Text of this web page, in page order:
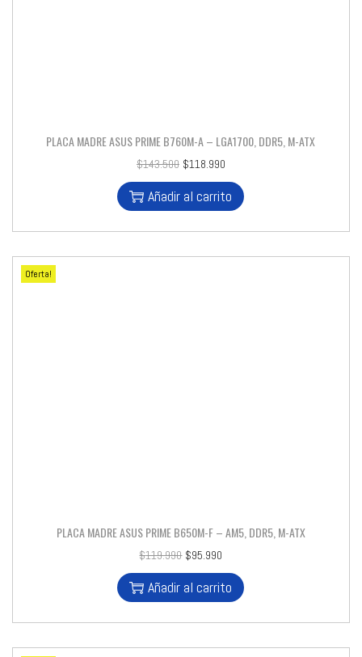
PLACA MADRE ASUS PRIME B760M-A – LGA1700, DDR5, M-ATX
$143.500 $118.990
Añadir al carrito
Oferta!
PLACA MADRE ASUS PRIME B650M-F – AM5, DDR5, M-ATX
$119.990 $95.990
Añadir al carrito